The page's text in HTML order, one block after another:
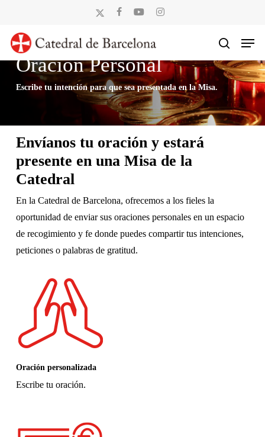
main
x-
facebookyoutube instagram
search
Menu
Oración Personal
Escribe tu intención para que sea presentada en la Misa.
Envíanos tu oración y estará
presente en una Misa de la
Catedral
En la Catedral de Barcelona, ofrecemos a los fieles la
oportunidad de enviar sus oraciones personales en un espacio
de recogimiento y fe donde puedes compartir tus intenciones,
peticiones o palabras de gratitud.
Oración personalizada
Escribe tu oración.